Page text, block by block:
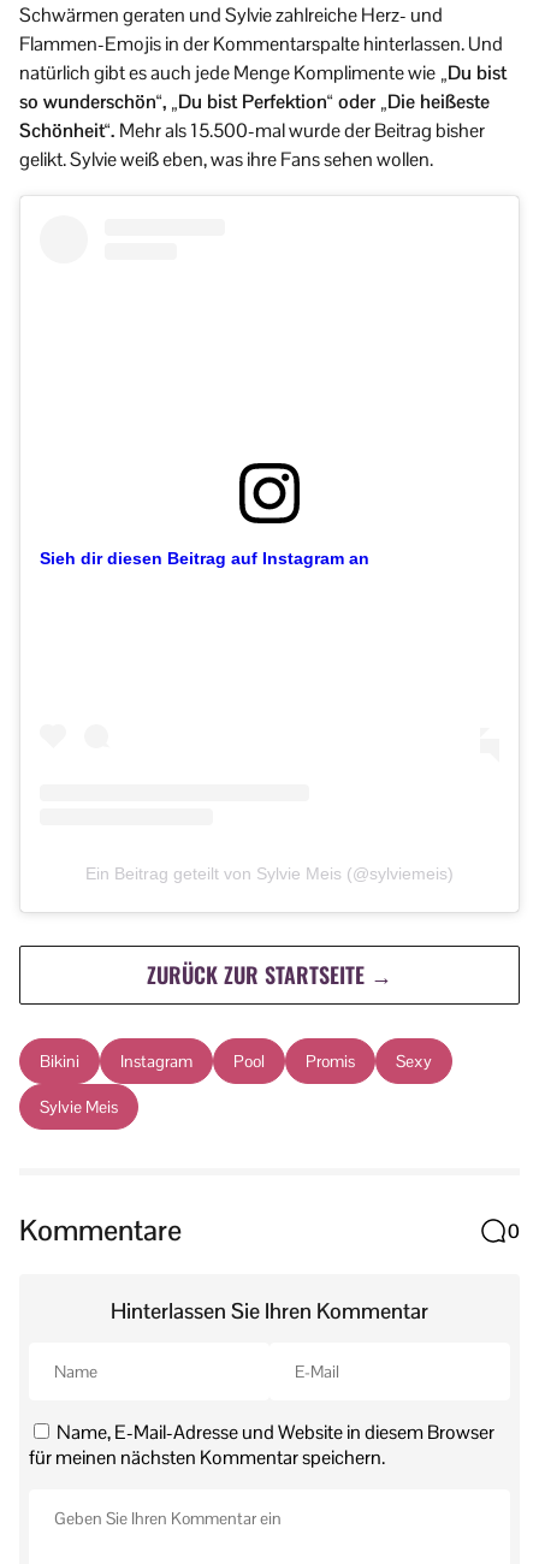
Schwärmen geraten und Sylvie zahlreiche Herz- und
Flammen-Emojis in der Kommentarspalte hinterlassen. Und
natürlich gibt es auch jede Menge Komplimente wie „Du bist
so wunderschön“, „Du bist Perfektion“ oder „Die heißeste
Schönheit“. Mehr als 15.500-mal wurde der Beitrag bisher
gelikt. Sylvie weiß eben, was ihre Fans sehen wollen.
Sieh dir diesen Beitrag auf Instagram an
Ein Beitrag geteilt von Sylvie Meis (@sylviemeis)
ZURÜCK ZUR STARTSEITE →
Bikini Instagram Pool Promis Sexy
Sylvie Meis
Kommentare 0
Hinterlassen Sie Ihren Kommentar
Name, E-Mail-Adresse und Website in diesem Browser
für meinen nächsten Kommentar speichern.